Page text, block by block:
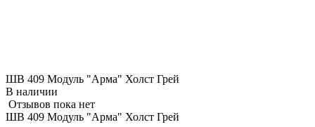
ШВ 409 Модуль "Арма" Холст Грей
В наличии
Отзывов пока нет
ШВ 409 Модуль "Арма" Холст Грей